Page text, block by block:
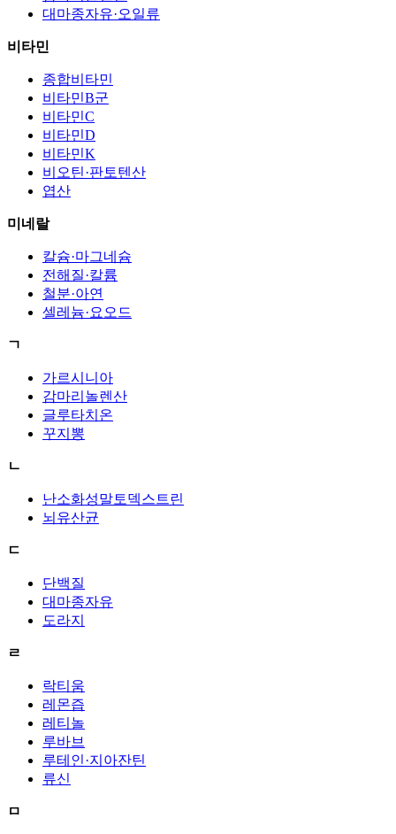
대마종자유·오일류
비타민
종합비타민
비타민B군
비타민C
비타민D
비타민K
비오틴·판토텐산
엽산
미네랄
칼슘·마그네슘
전해질·칼륨
철분·아연
셀레늄·요오드
ㄱ
가르시니아
감마리놀렌산
글루타치온
꾸지뽕
ㄴ
난소화성말토덱스트린
뇌유산균
ㄷ
단백질
대마종자유
도라지
ㄹ
락티움
레몬즙
레티놀
루바브
루테인·지아잔틴
류신
ㅁ